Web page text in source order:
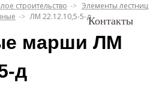
Контакты
строительство
Элементы лестниц
ЛМ 22.12.10,5-5-д
марши ЛМ
д